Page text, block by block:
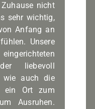
nicht
sehr wichtig,
Anfang an
Unsere
liebevoll
wie auch die
ein Ort zum
Ausruhen.